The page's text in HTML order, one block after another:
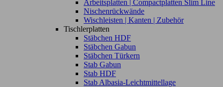
Arbeitsplatten | Compactplatten Slim Line
Nischenrückwände
Wischleisten | Kanten | Zubehör
Tischlerplatten
Stäbchen HDF
Stäbchen Gabun
Stäbchen Türkern
Stab Gabun
Stab HDF
Stab Albasia-Leichtmittellage